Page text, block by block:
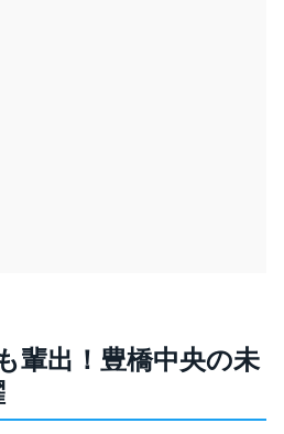
輩出！豊橋中央の未